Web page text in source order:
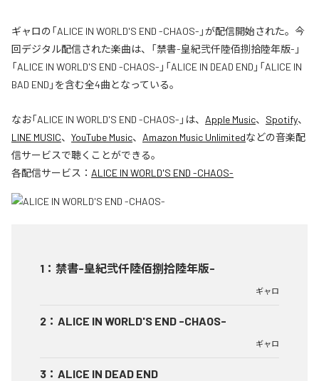
ギャロの「ALICE IN WORLD'S END -CHAOS-」が配信開始された。今
回デジタル配信された楽曲は、「禁書-皇紀弐仟陸佰捌拾陸年版-」
「ALICE IN WORLD'S END -CHAOS-」「ALICE IN DEAD END」「ALICE IN
BAD END」を含む全4曲となっている。
なお「ALICE IN WORLD'S END -CHAOS- 」は、 Apple Music、 Spotify、
LINE MUSIC、 YouTube Music、 Amazon Music Unlimitedなどの音楽配
信サービスで聴くことができる。
各配信サービス： ALICE IN WORLD'S END -CHAOS-
1 ： 禁書-皇紀弐仟陸佰捌拾陸年版-
ギャロ
2 ： ALICE IN WORLD'S END -CHAOS-
ギャロ
3 ： ALICE IN DEAD END